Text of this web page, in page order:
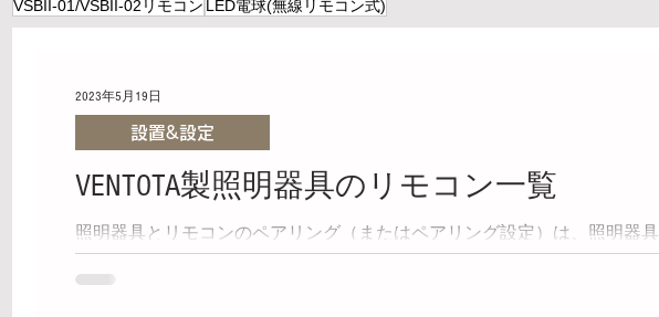
VSBII-01/VSBII-02リモコン LED電球(無線リモコン式)
VENTOTA製照明器具のリモコン一覧
照明器具とリモコンのペアリング（またはペアリング設定）は、照明器
るリモコンを互いに連携させるプロセスです。ペアリングを行うことで
を使用して照明器具を制御することが可能になります。 リモコンのペア
設置&設定
2023年5月19日